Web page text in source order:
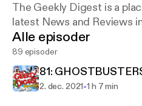
The Geekly Digest is a
latest News and Reviews
Alle episoder
89 episoder
81:
2. dec. 2021-1 h 7 min